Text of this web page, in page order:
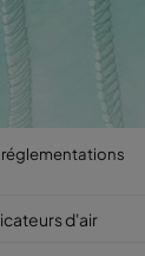
réglementations
d'air